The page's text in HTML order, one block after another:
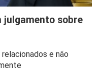
julgamento sobre
e não